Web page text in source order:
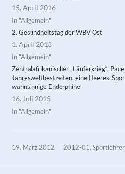
15. April 2016
In "Allgemein"
2. Gesundheitstag der WBV Ost
1. April 2013
In "Allgemein"
Zentralafrikanischer „Läuferkrieg“,
Jahresweltbestzeiten, eine Heeres-
wahnsinnige Endorphine
16. Juli 2015
In "Allgemein"
19. März 2012 2012-01 , Sportlehrer,